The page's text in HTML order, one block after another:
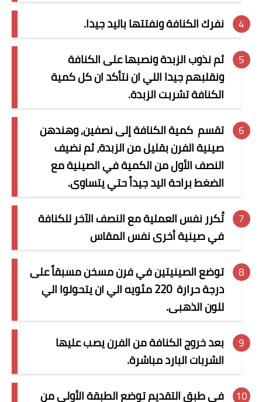
نفرك الكنافة ونفتتها باليد جيدا.
ثم نذوب الزبدة ونصبها على الكنافة
ونقلبهم جيدا اللي ان نتأكد ان كل كمية
الكنافة تشربت الزبدة.
تقسم كمية الكنافة إلى نصفين, وهندهن
صينية الفرن بقليل من الزبدة، ثم نضيف
النصف الأول من الكمية في الصينية مع
الضغط براحة اليد جيداً حتي يتساوى.
تُكرر نفس العملية مع النصف الآخر للكنافة
في صينية أخرى نفس المقاس
توضع الصينيتين في فرن مسخن مسبقاً على
درجة حرارة
220 مئويه الي ان يتحولوا الي
للون الذهبى.
بعد خروج الكنافة من الفرن يصب عليها
الشربات البارد مباشرة.
في طبق التقديم توضع الطبقة الأولى من